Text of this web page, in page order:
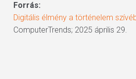
Forrás:
Digitális élmény a történelem
ComputerTrends; 2025 április 29.